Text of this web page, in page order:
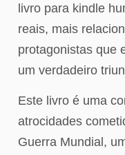
livro para kindle
reais, mais
protagonistas que
um verdadeiro
Este livro é uma
atrocidades
Guerra Mundial,